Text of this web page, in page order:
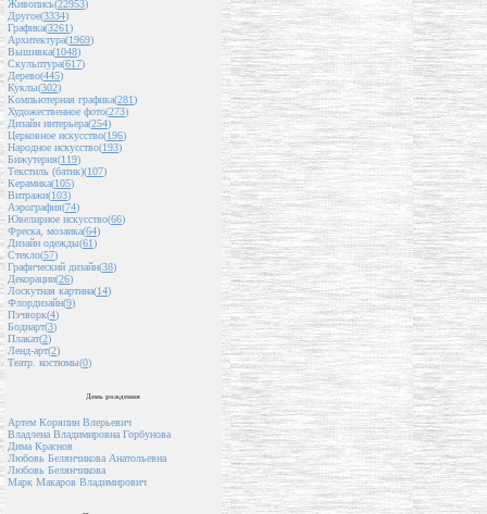
Живопись(22953)
Другое(3334)
Графика(3261)
Архитектура(1969)
Вышивка(1048)
Скульптура(617)
Дерево(445)
Куклы(302)
Компьютерная графика(281)
Художественное фото(273)
Дизайн интерьера(254)
Церковное искусство(196)
Народное искусство(193)
Бижутерия(119)
Текстиль (батик)(107)
Керамика(105)
Витражи(103)
Аэрография(74)
Ювелирное искусство(66)
Фреска, мозаика(64)
Дизайн одежды(61)
Стекло(57)
Графический дизайн(38)
Декорации(26)
Лоскутная картина(14)
Флордизайн(9)
Пэчворк(4)
Бодиарт(3)
Плакат(2)
Ленд-арт(2)
Театр. костюмы(0)
День рождения
Артем Коряпин Влерьевич
Владлена Владимировна Горбунова
Дима Краснов
Любовь Белянчикова Анатольевна
Любовь Белянчикова
Марк Макаров Владимирович